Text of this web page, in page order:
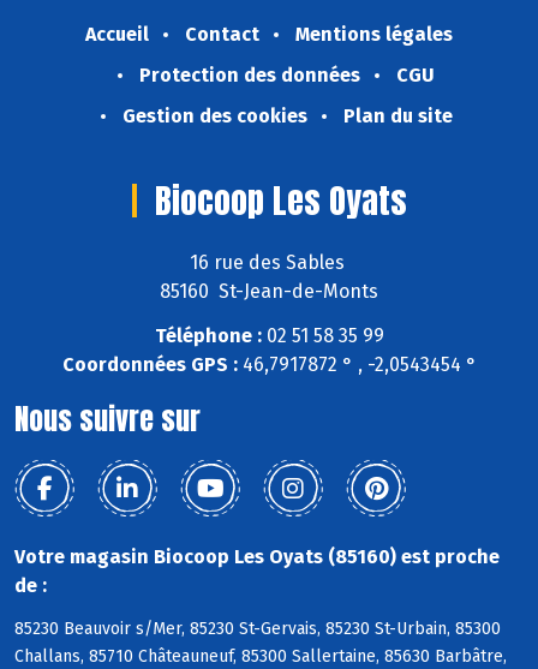
Accueil Contact
Mentions légales
Protection des données
CGU
Gestion des cookies
Plan du site
Biocoop Les Oyats
16 rue des Sables
85160 St-Jean-de-Monts
Téléphone :02 51 58 35 99
Coordonnées GPS :46,7917872 ° , -2,0543454 °
Nous suivre sur
Votre magasin Biocoop Les Oyats (85160) est proche
de :
85230 Beauvoir s/Mer, 85230 St-Gervais, 85230 St-Urbain, 85300
Challans, 85710 Châteauneuf, 85300 Sallertaine, 85630 Barbâtre,